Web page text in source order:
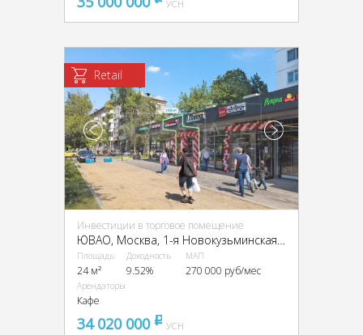
УСН
Retail
Инвестиции в торговое помещение
ЮВАО, Москва, 1-я Новокузьминская, д 21, к2
Площадь
24 м²
Доходность
9.52%
МАП
270 000 руб/мес
Арендаторы
Кафе
34 020 000 pуб
УСН